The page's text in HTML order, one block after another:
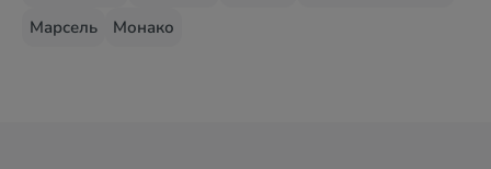
Марсель
Монако